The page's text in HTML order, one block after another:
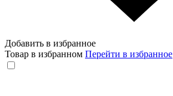
Добавить в избранное
Товар в избранном Перейти в избранное